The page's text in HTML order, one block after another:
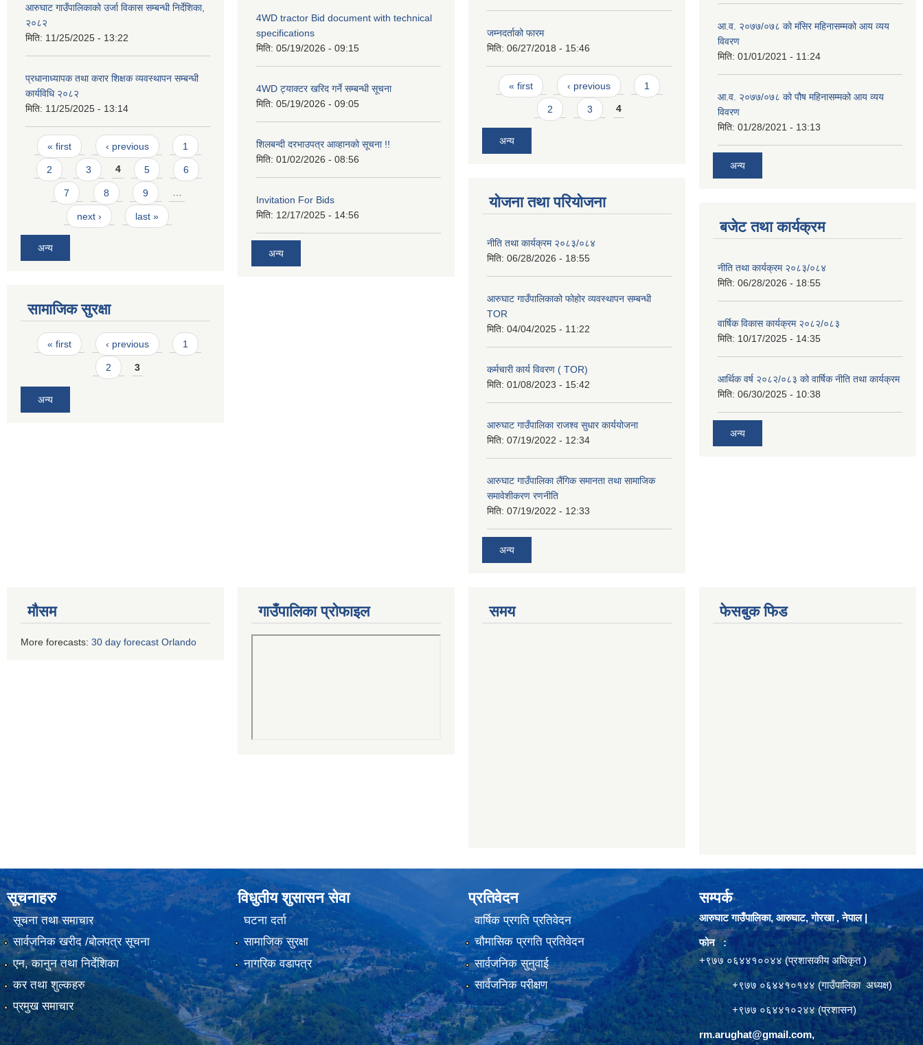
आरुघाट गाउँपालिकाको उर्जा विकास सम्बन्धी निर्देशिका,
२०८२
मिति: 11/25/2025 - 13:22
प्रधानाध्यापक तथा करार शिक्षक व्यवस्थापन सम्बन्धी
कार्यविधि २०८२
मिति: 11/25/2025 - 13:14
Pages
« first ‹ previous 1
2 3 4 5 6
7 8 9 …
next › last »
अन्य
सामाजिक सुरक्षा
Pages
« first ‹ previous 1
2 3
अन्य
4WD tractor Bid document with technical
specifications
मिति: 05/19/2026 - 09:15
4WD ट्याक्टर खरिद गर्ने सम्बन्धी सूचना
मिति: 05/19/2026 - 09:05
शिलबन्दी दरभाउपत्र आव्हानको सूचना !!
मिति: 01/02/2026 - 08:56
Invitation For Bids
मिति: 12/17/2025 - 14:56
अन्य
जम्नदर्ताको फारम
मिति: 06/27/2018 - 15:46
Pages
« first ‹ previous 1
2 3 4
अन्य
योजना तथा परियोजना
नीति तथा कार्यक्रम २०८३/०८४
मिति: 06/28/2026 - 18:55
आरुघाट गाउँपालिकाको फोहोर व्यवस्थापन सम्बन्धी
TOR
मिति: 04/04/2025 - 11:22
कर्मचारी कार्य विवरण ( TOR)
मिति: 01/08/2023 - 15:42
आरुघाट गाउँपालिका राजश्व सुधार कार्ययोजना
मिति: 07/19/2022 - 12:34
आरुघाट गाउँपालिका लैंगिक समानता तथा सामाजिक
समावेशीकरण रणनीति
मिति: 07/19/2022 - 12:33
अन्य
आ.व. २०७७/०७८ को मंसिर महिनासम्मको आय व्यय
विवरण
मिति: 01/01/2021 - 11:24
आ.व. २०७७/०७८ को पौष महिनासम्मको आय व्यय
विवरण
मिति: 01/28/2021 - 13:13
अन्य
बजेट तथा कार्यक्रम
नीति तथा कार्यक्रम २०८३/०८४
मिति: 06/28/2026 - 18:55
वार्षिक विकास कार्यक्रम २०८२/०८३
मिति: 10/17/2025 - 14:35
आर्थिक वर्ष २०८२/०८३ को वार्षिक नीति तथा कार्यक्रम
मिति: 06/30/2025 - 10:38
अन्य
मौसम
More forecasts: 30 day forecast Orlando
गाउँपालिका प्रोफाइल समय फेसबुक फिड
सूचनाहरु
सूचना तथा समाचार
सार्वजनिक खरीद /बोलपत्र सूचना
एन, कानुन तथा निर्देशिका
कर तथा शुल्कहरु
प्रमुख समाचार
विधुतीय शुसासन सेवा
घटना दर्ता
सामाजिक सुरक्षा
नागरिक वडापत्र
प्रतिवेदन
वार्षिक प्रगति प्रतिवेदन
चौमासिक प्रगति प्रतिवेदन
सार्वजनिक सुनुवाई
सार्वजनिक परीक्षण
सम्पर्क
आरुघाट गाउँपालिका, आरुघाट, गोरखा , नेपाल |
फोन :
+९७७ ०६४४१००४४ (प्रशासकीय अधिकृत )
+९७७ ०६४४१०१४४ (गाउँपालिका अध्यक्ष)
+९७७ ०६४४१०२४४ (प्रशासन)
rm.arughat@gmail.com,